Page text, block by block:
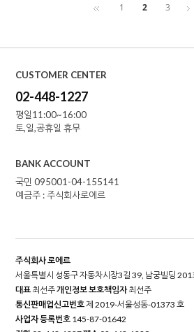
1 2 3
CUSTOMER CENTER
02-448-1227
평일11:00~16:00
토,일,공휴일 휴무
BANK ACCOUNT
국민 095001-04-155141
예금주 : 주식회사로에르
주식회사 로에르
서울특별시 성동구 자동차시장3길 39, 남궁빌딩 201
대표 최선주개인정보 보호책임자최선주
통신판매업신고번호제 2019-서울성동-01373 호
사업자 등록번호 145-87-01642